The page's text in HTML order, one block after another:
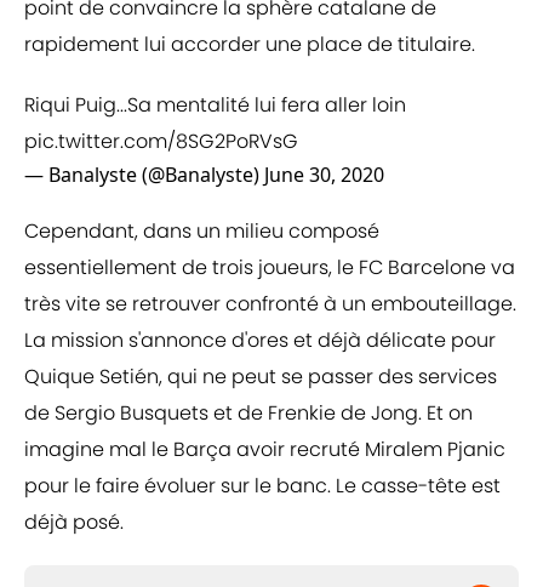
point de convaincre la sphère catalane de
rapidement lui accorder une place de titulaire.
Riqui Puig...Sa mentalité lui fera aller loin
pic.twitter.com/8SG2PoRVsG
— Banalyste (@Banalyste) June 30, 2020
Cependant, dans un milieu composé
essentiellement de trois joueurs, le FC Barcelone va
très vite se retrouver confronté à un embouteillage.
La mission s'annonce d'ores et déjà délicate pour
Quique Setién, qui ne peut se passer des services
de Sergio Busquets et de Frenkie de Jong. Et on
imagine mal le Barça avoir recruté Miralem Pjanic
pour le faire évoluer sur le banc. Le casse-tête est
déjà posé.